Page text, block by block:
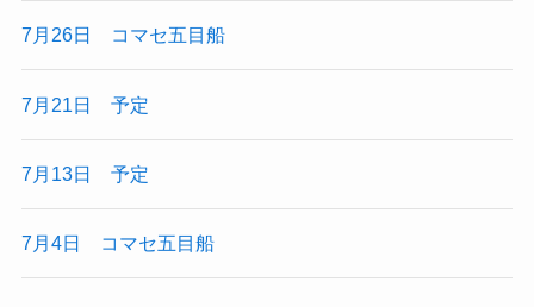
7月26日 コマセ五目船
7月21日 予定
7月13日 予定
7月4日 コマセ五目船